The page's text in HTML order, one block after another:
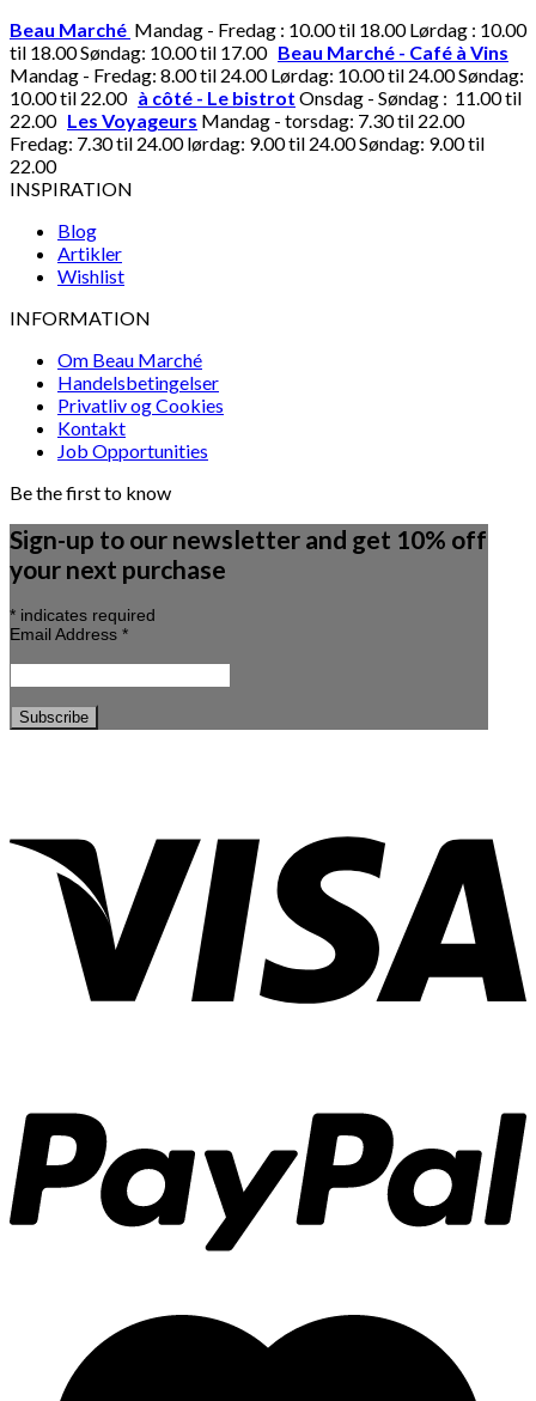
Beau Marché Mandag - Fredag : 10.00 til 18.00 Lørdag : 10.00
til 18.00 Søndag: 10.00 til 17.00 Beau Marché - Café à Vins
Mandag - Fredag: 8.00 til 24.00 Lørdag: 10.00 til 24.00 Søndag:
10.00 til 22.00 à côté - Le bistrot Onsdag - Søndag : 11.00 til
22.00 Les Voyageurs Mandag - torsdag: 7.30 til 22.00
Fredag: 7.30 til 24.00 lørdag: 9.00 til 24.00 Søndag: 9.00 til
22.00
INSPIRATION
Blog
Artikler
Wishlist
INFORMATION
Om Beau Marché
Handelsbetingelser
Privatliv og Cookies
Kontakt
Job Opportunities
Be the first to know
Sign-up to our newsletter and get 10% off
your next purchase
* indicates required
Email Address *